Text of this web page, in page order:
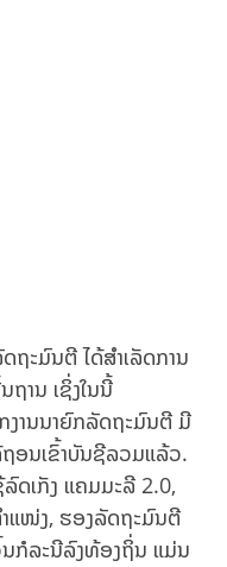
ຖະມົນຕີ ໄດ້ສຳເລັດການ
ານ ເຊິ່ງໃນນີ້
ານນາຍົກລັດຖະມົນຕີ ມີ
ອນເຂົ້າບັນຊີລວມແລ້ວ.
ດເກັງ ແຄມມະລີ 2.0,
ແໜ່ງ, ຮອງລັດຖະມົນຕີ
ກໍລະນີລົງທ້ອງຖິ່ນ ແມ່ນ